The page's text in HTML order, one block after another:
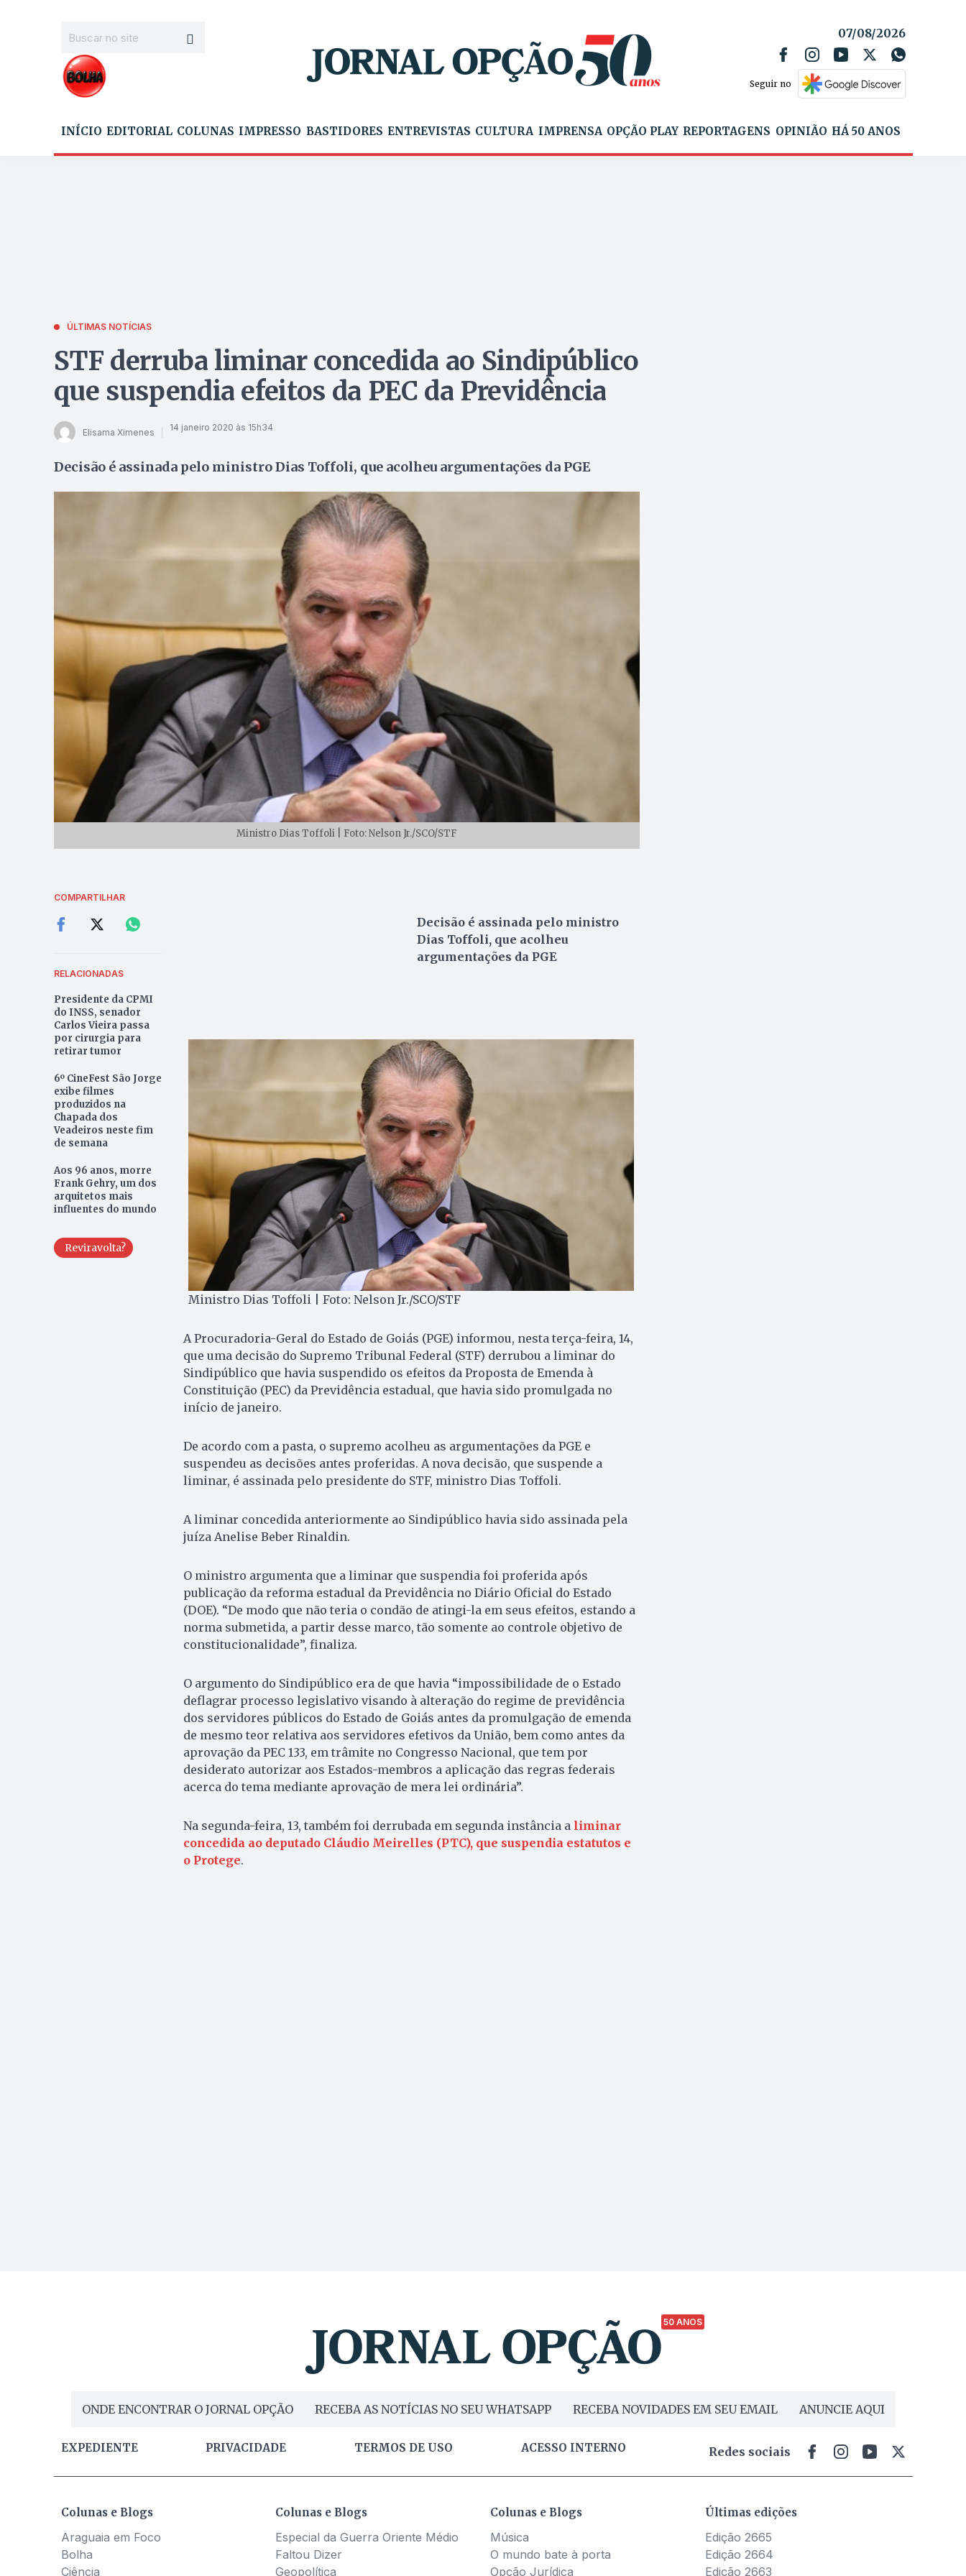
07/08/2026
Seguir no
INÍCIO EDITORIAL COLUNAS IMPRESSO BASTIDORES ENTREVISTAS CULTURA IMPRENSA OPÇÃO PLAY REPORTAGENS OPINIÃO HÁ 50 ANOS
ÚLTIMAS NOTÍCIAS
STF derruba liminar concedida ao Sindipúblico
que suspendia efeitos da PEC da Previdência
Elisama Ximenes 14 janeiro 2020 às 15h34
Decisão é assinada pelo ministro Dias Toffoli, que acolheu argumentações da PGE
Ministro Dias Toffoli | Foto: Nelson Jr./SCO/STF
COMPARTILHAR
RELACIONADAS
Presidente da CPMI
do INSS, senador
Carlos Vieira passa
por cirurgia para
retirar tumor
6º CineFest São Jorge
exibe filmes
produzidos na
Chapada dos
Veadeiros neste fim
de semana
Aos 96 anos, morre
Frank Gehry, um dos
arquitetos mais
influentes do mundo
Reviravolta?
Decisão é assinada pelo ministro
Dias Toffoli, que acolheu
argumentações da PGE
Ministro Dias Toffoli | Foto: Nelson Jr./SCO/STF
A Procuradoria-Geral do Estado de Goiás (PGE) informou, nesta terça-feira, 14,
que uma decisão do Supremo Tribunal Federal (STF) derrubou a liminar do
Sindipúblico que havia suspendido os efeitos da Proposta de Emenda à
Constituição (PEC) da Previdência estadual, que havia sido promulgada no
início de janeiro.
De acordo com a pasta, o supremo acolheu as argumentações da PGE e
suspendeu as decisões antes proferidas. A nova decisão, que suspende a
liminar, é assinada pelo presidente do STF, ministro Dias Toffoli.
A liminar concedida anteriormente ao Sindipúblico havia sido assinada pela
juíza Anelise Beber Rinaldin.
O ministro argumenta que a liminar que suspendia foi proferida após
publicação da reforma estadual da Previdência no Diário Oficial do Estado
(DOE). “De modo que não teria o condão de atingi-la em seus efeitos, estando a
norma submetida, a partir desse marco, tão somente ao controle objetivo de
constitucionalidade”, finaliza.
O argumento do Sindipúblico era de que havia “impossibilidade de o Estado
deflagrar processo legislativo visando à alteração do regime de previdência
dos servidores públicos do Estado de Goiás antes da promulgação de emenda
de mesmo teor relativa aos servidores efetivos da União, bem como antes da
aprovação da PEC 133, em trâmite no Congresso Nacional, que tem por
desiderato autorizar aos Estados-membros a aplicação das regras federais
acerca do tema mediante aprovação de mera lei ordinária”.
Na segunda-feira, 13, também foi derrubada em segunda instância a liminar
concedida ao deputado Cláudio Meirelles (PTC), que suspendia estatutos e
o Protege.
50 ANOS
ONDE ENCONTRAR O JORNAL OPÇÃO RECEBA AS NOTÍCIAS NO SEU WHATSAPP RECEBA NOVIDADES EM SEU EMAIL ANUNCIE AQUI
EXPEDIENTE PRIVACIDADE TERMOS DE USO ACESSO INTERNO Redes sociais
Colunas e Blogs
Araguaia em Foco
Bolha
Ciência
Colunas e Blogs
Especial da Guerra Oriente Médio
Faltou Dizer
Geopolítica
Colunas e Blogs
Música
O mundo bate à porta
Opção Jurídica
Últimas edições
Edição 2665
Edição 2664
Edição 2663